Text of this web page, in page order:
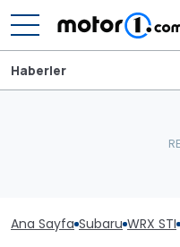
Haberler
Ana Sayfa Subaru WRX STI